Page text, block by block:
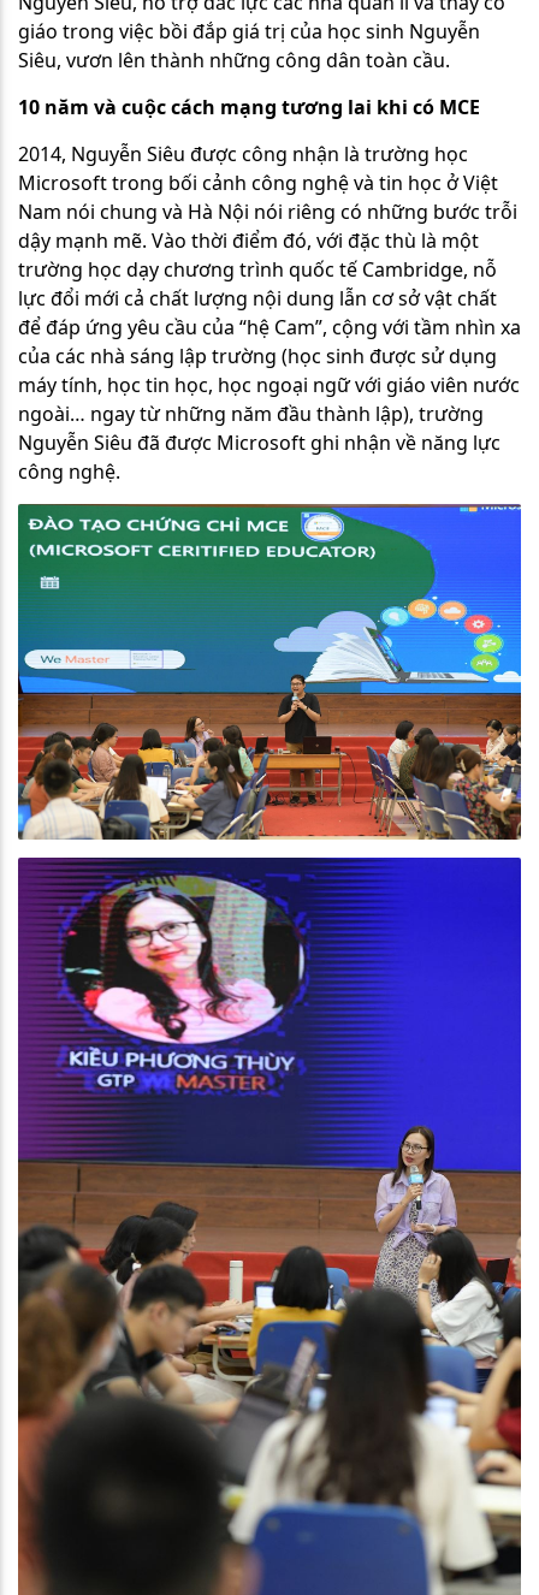
giáo trong việc bồi đắp giá trị của học sinh Nguyễn
Siêu, vươn lên thành những công dân toàn cầu.
10 năm và cuộc cách mạng tương lai khi có MCE
2014, Nguyễn Siêu được công nhận là trường học
Microsoft trong bối cảnh công nghệ và tin học ở Việt
Nam nói chung và Hà Nội nói riêng có những bước trỗi
dậy mạnh mẽ. Vào thời điểm đó, với đặc thù là một
trường học dạy chương trình quốc tế Cambridge, nỗ
lực đổi mới cả chất lượng nội dung lẫn cơ sở vật chất
để đáp ứng yêu cầu của “hệ Cam”, cộng với tầm nhìn xa
của các nhà sáng lập trường (học sinh được sử dụng
máy tính, học tin học, học ngoại ngữ với giáo viên nước
ngoài… ngay từ những năm đầu thành lập), trường
Nguyễn Siêu đã được Microsoft ghi nhận về năng lực
công nghệ.